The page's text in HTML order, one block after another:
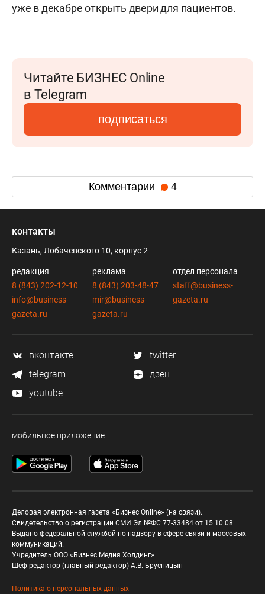
уже в декабре открыть двери для пациентов.
Читайте БИЗНЕС Online
в Telegram
подписаться
Комментарии 4
контакты
Казань, Лобачевского 10, корпус 2
редакция
8 (843) 202-12-10
info@business-
gazeta.ru
реклама
8 (843) 203-48-47
mir@business-
gazeta.ru
отдел персонала
staff@business-
gazeta.ru
вконтакте
twitter
telegram
дзен
youtube
мобильное приложение
Деловая электронная газета «Бизнес Online» (на связи).
Свидетельство о регистрации СМИ Эл №ФС 77-33484 от 15.10.08.
Выдано федеральной службой по надзору в сфере связи и массовых
коммуникаций.
Учредитель ООО «Бизнес Медия Холдинг»
Шеф-редактор (главный редактор) А.В. Брусницын
Политика о персональных данных